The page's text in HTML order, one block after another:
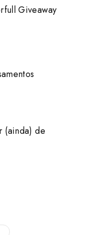
Giveaway
(ainda) de